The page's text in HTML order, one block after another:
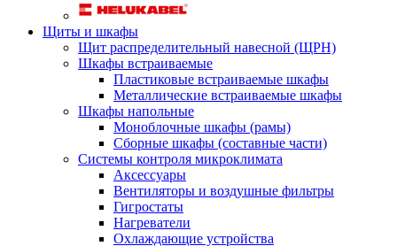
Щиты и шкафы
Щит распределительный навесной (ЩРН)
Шкафы встраиваемые
Пластиковые встраиваемые шкафы
Металлические встраиваемые шкафы
Шкафы напольные
Моноблочные шкафы (рамы)
Сборные шкафы (составные части)
Системы контроля микроклимата
Аксессуары
Вентиляторы и воздушные фильтры
Гигростаты
Нагреватели
Охлаждающие устройства